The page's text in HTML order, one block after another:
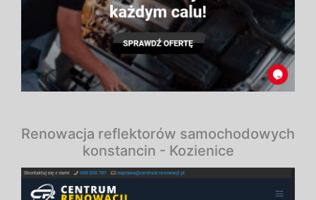
Renowacja reflektorów samochodowych
konstancin - Kozienice